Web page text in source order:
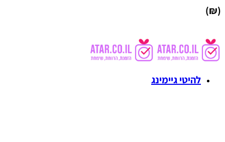
(₪)
להיטי גיימינג